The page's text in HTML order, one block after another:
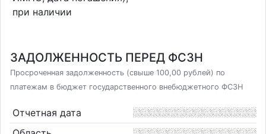
при наличии
ЗАДОЛЖЕННОСТЬ ПЕРЕД ФСЗН
Просроченная задолженность (свыше 100,00 рублей) по
платежам в бюджет государственного внебюджетного ФСЗН
Отчетная дата